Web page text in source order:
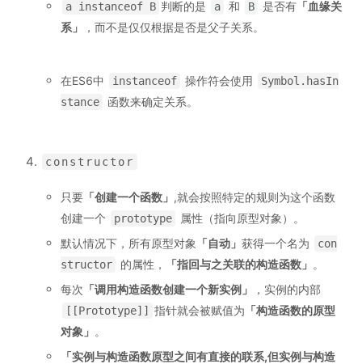
a instanceof B 判断的是 a 和 B 是否有 「血缘关
系 」 ，而不是仅仅根据是否是父子关系。
在ES6中 instanceof 操作符会使用
Symbol.hasIn
stance
函数来确定关系。
constructor
只要 「创建一个函数 」 ,就会按照特定的规则为这个函数
创建一个
prototype
属性（指向原型对象）。
默认情况下，所有原型对象 「自动 」 获得一个名为
con
structor
的属性， 「指回与之关联的构造函数 」 。
每次 「调用构造函数创建一个新实例 」 ，实例的内部
[[Prototype]] 指针就会被赋值为 「构造函数的原型
对象 」 。
「实例与构造函数原型之间有直接的联系,但实例与构造